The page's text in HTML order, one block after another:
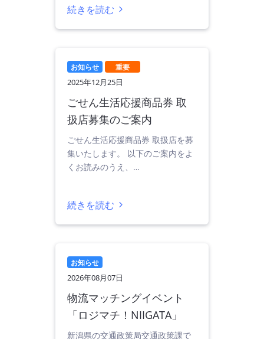
続きを読む
お知らせ 重要
2025年12月25日
ごせん生活応援商品券 取
扱店募集のご案内
ごせん生活応援商品券 取扱店を募
集いたします。 以下のご案内をよ
くお読みのうえ、…
続きを読む
お知らせ
2026年08月07日
物流マッチングイベント
「ロジマチ！NIIGATA」
新潟県の交通政策局交通政策課で